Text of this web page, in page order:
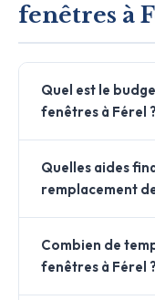
fenêtres à
Quel est le
fenêtres à Férel ?
Quelles aides
remplacement
Combien de
fenêtres à Férel ?